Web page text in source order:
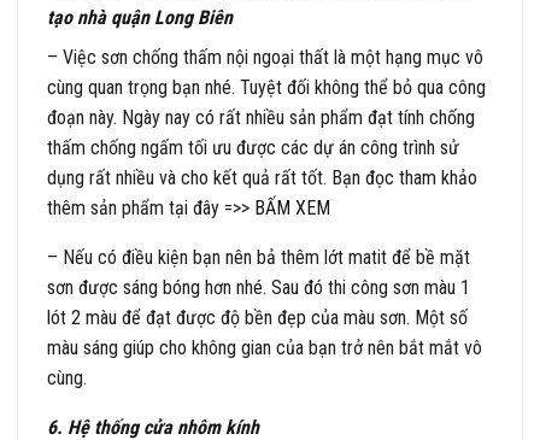
tạo nhà quận Long Biên
– Việc sơn chống thấm nội ngoại thất là một hạng mục vô
cùng quan trọng bạn nhé. Tuyệt đối không thể bỏ qua công
đoạn này. Ngày nay có rất nhiều sản phẩm đạt tính chống
thấm chống ngấm tối ưu được các dự án công trình sử
dụng rất nhiều và cho kết quả rất tốt. Bạn đọc tham khảo
thêm sản phẩm tại đây =>> BẤM XEM
– Nếu có điều kiện bạn nên bả thêm lớt matit để bề mặt
sơn được sáng bóng hơn nhé. Sau đó thi công sơn màu 1
lót 2 màu để đạt được độ bền đẹp của màu sơn. Một số
màu sáng giúp cho không gian của bạn trở nên bắt mắt vô
cùng.
6. Hệ thống cửa nhôm kính